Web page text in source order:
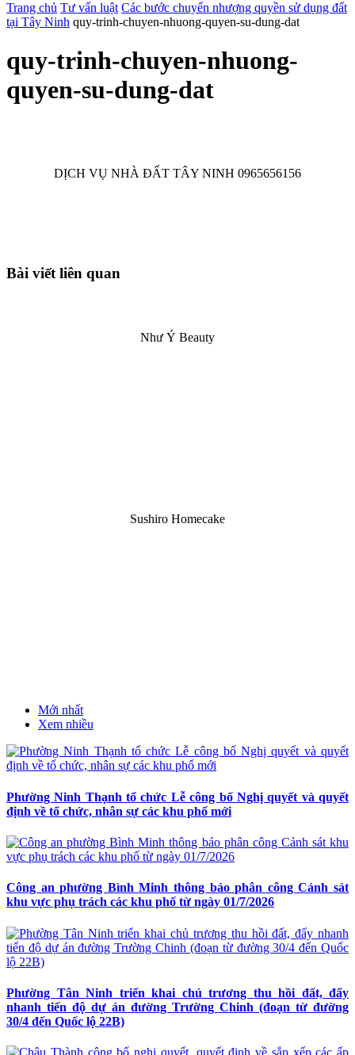
Trang chủ Tư vấn luật Các bước chuyển nhượng quyền sử dụng đất
tại Tây Ninh quy-trinh-chuyen-nhuong-quyen-su-dung-dat
quy-trinh-chuyen-nhuong-
quyen-su-dung-dat
DỊCH VỤ NHÀ ĐẤT TÂY NINH 0965656156
Bài viết liên quan
Như Ý Beauty
Sushiro Homecake
Mới nhất
Xem nhiều
Phường Ninh Thạnh tổ chức Lễ công bố Nghị quyết và quyết
định về tổ chức, nhân sự các khu phố mới
Công an phường Bình Minh thông báo phân công Cảnh sát
khu vực phụ trách các khu phố từ ngày 01/7/2026
Phường Tân Ninh triển khai chủ trương thu hồi đất, đẩy
nhanh tiến độ dự án đường Trường Chinh (đoạn từ đường
30/4 đến Quốc lộ 22B)